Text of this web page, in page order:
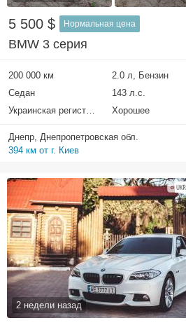
5 500 $ Нормальная цена
BMW 3 серия
200 000 км 2.0 л, Бензин
Седан
143 л.с.
Украинская регистрация
Хорошее
Днепр, Днепропетровская обл.
394 км от г. Киев
2 недели назад